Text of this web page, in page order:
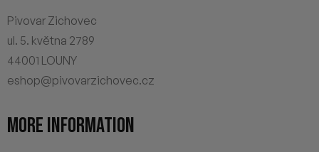
Pivovar Zichovec
ul. 5. května 2789
44001 LOUNY
eshop@pivovarzichovec.cz
MORE INFORMATION